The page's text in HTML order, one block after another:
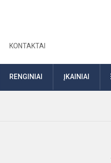
KONTAKTAI
RENGINIAI ĮKAINIAI